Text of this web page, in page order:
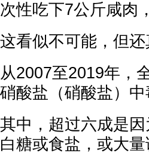
次性吃下7公斤咸肉
这看似不可能，但还
从2007至2019年，
硝酸盐（硝酸盐）中
其中，超过六成是
白糖或食盐，或大